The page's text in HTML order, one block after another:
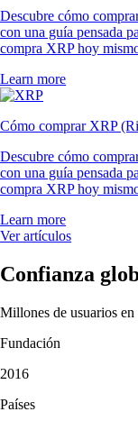
Descubre cómo
con una guía pensada
compra XRP hoy
Learn more
Cómo comprar XRP
Descubre cómo
con una guía pensada
compra XRP hoy
Learn more
Ver artículos
Confianza
Millones de usuarios en
Fundación
2016
Países